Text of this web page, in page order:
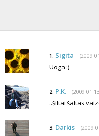
1. Sigita (2009
Uoga :)
2. P.K. (2009 01
..šiltai šaltas
3. Darkis (2009